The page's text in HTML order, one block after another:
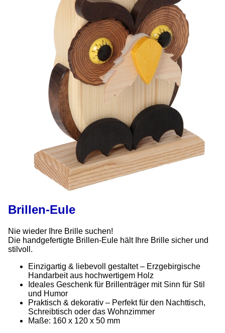
Brillen-Eule
Nie wieder Ihre Brille suchen!
Die handgefertigte Brillen-Eule hält Ihre Brille sicher und
stilvoll.
Einzigartig & liebevoll gestaltet – Erzgebirgische
Handarbeit aus hochwertigem Holz
Ideales Geschenk für Brillenträger mit Sinn für Stil
und Humor
Praktisch & dekorativ – Perfekt für den Nachttisch,
Schreibtisch oder das Wohnzimmer
Maße: 160 x 120 x 50 mm